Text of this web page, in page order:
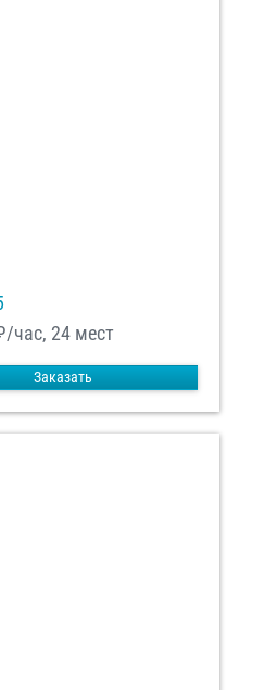
час, 24 мест
Заказать